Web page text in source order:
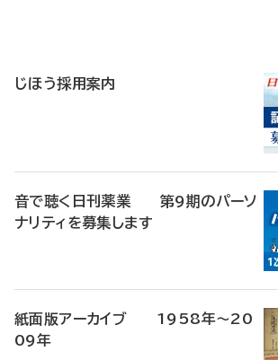
じほう採用案内
音で聴く日刊薬業 第9期のパーソ
ナリティを募集します
紙面版アーカイブ 1958年～20
09年